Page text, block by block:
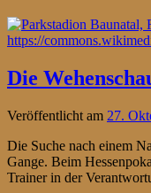
Die
Veröffentlicht am 27.
Die Suche nach einem
Gange. Beim
Trainer in der